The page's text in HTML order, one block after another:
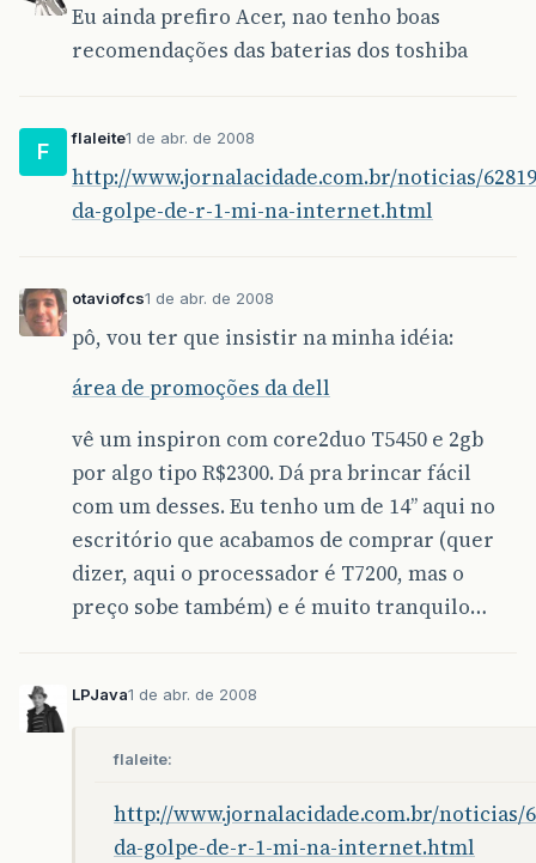
Eu ainda prefiro Acer, nao tenho boas
recomendações das baterias dos toshiba
F
flaleite1 de abr. de 2008
http://www.jornalacidade.com.br/noticias/
da-golpe-de-r-1-mi-na-internet.html
otaviofcs1 de abr. de 2008
pô, vou ter que insistir na minha idéia:
área de promoções da dell
vê um inspiron com core2duo T5450 e 2gb
por algo tipo R$2300. Dá pra brincar fácil
com um desses. Eu tenho um de 14’’ aqui no
escritório que acabamos de comprar (quer
dizer, aqui o processador é T7200, mas o
preço sobe também) e é muito tranquilo…
LPJava1 de abr. de 2008
flaleite:
http://www.jornalacidade.com.br/noticias/
da-golpe-de-r-1-mi-na-internet.html